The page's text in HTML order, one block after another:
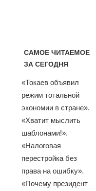
САМОЕ ЧИТАЕМОЕ
ЗА СЕГОДНЯ
«Токаев объявил
режим тотальной
экономии в стране».
«Хватит мыслить
шаблонами!».
«Налоговая
перестройка без
права на ошибку».
«Почему президент